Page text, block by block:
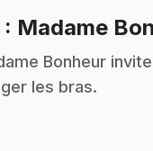
: Madame
Bonheur
les bras.